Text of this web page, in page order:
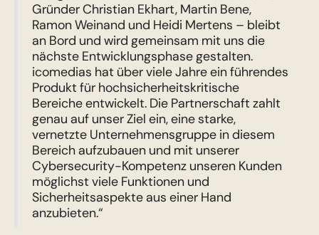
Gründer Christian Ekhart, Martin Bene,
Ramon Weinand und Heidi Mertens – bleibt
an Bord und wird gemeinsam mit uns die
nächste Entwicklungsphase gestalten.
icomedias hat über viele Jahre ein führendes
Produkt für hochsicherheitskritische
Bereiche entwickelt. Die Partnerschaft zahlt
genau auf unser Ziel ein, eine starke,
vernetzte Unternehmensgruppe in diesem
Bereich aufzubauen und mit unserer
Cybersecurity-Kompetenz unseren Kunden
möglichst viele Funktionen und
Sicherheitsaspekte aus einer Hand
anzubieten.“